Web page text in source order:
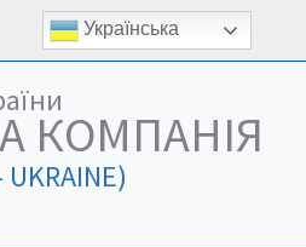
Українська
КОМПАНІЯ